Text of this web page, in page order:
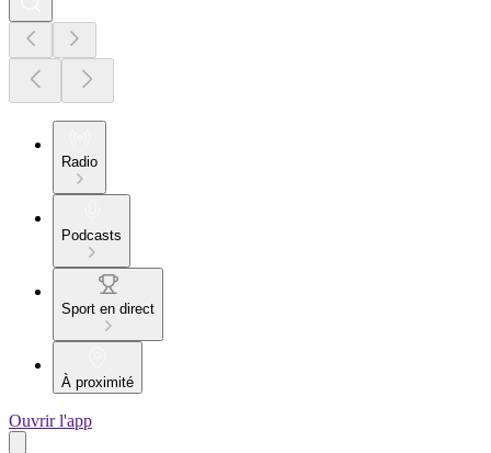
Radio
Podcasts
Sport en direct
À proximité
Ouvrir l'app